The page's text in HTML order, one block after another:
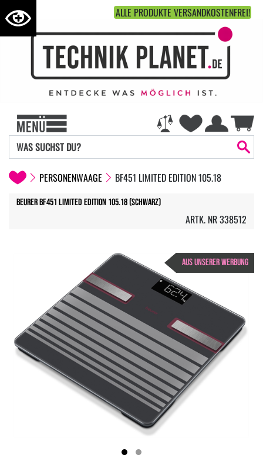
ALLE PRODUKTE VERSANDKOSTENFREI!
PERSONENWAAGE BF451 LIMITED EDITION 105.18
Beurer BF451 Limited Edition 105.18 (schwarz)
ARTK. NR 338512
AUS UNSERER WERBUNG